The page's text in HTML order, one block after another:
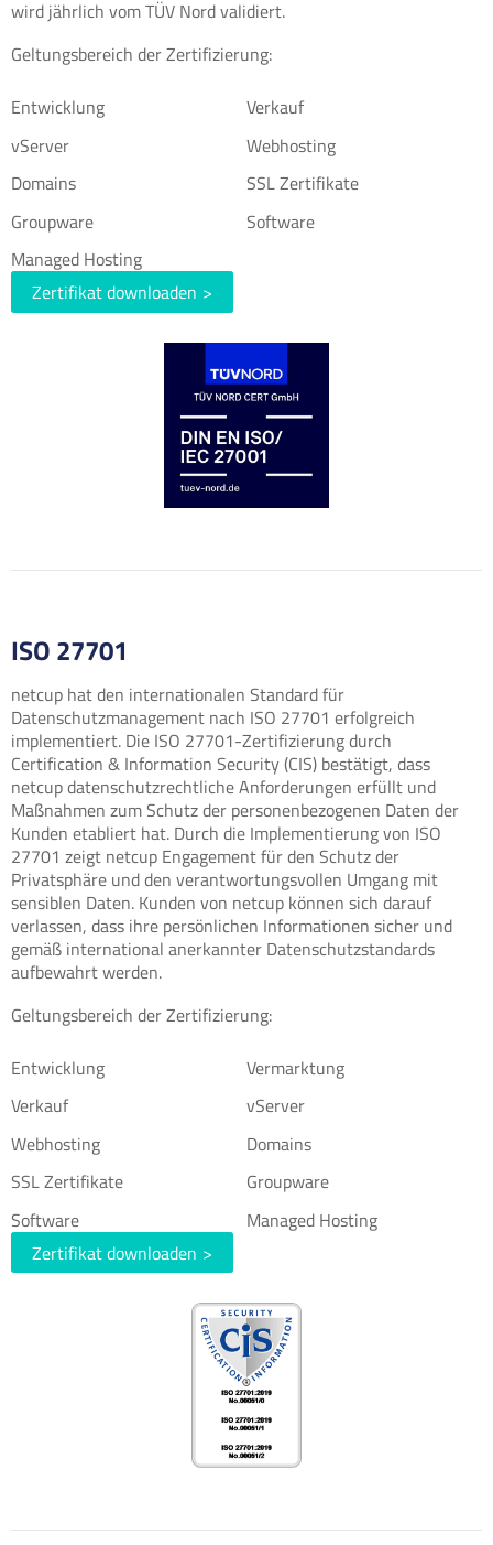
wird jährlich vom TÜV Nord validiert.
Geltungsbereich der Zertifizierung:
Entwicklung
Verkauf
vServer
Webhosting
Domains
SSL Zertifikate
Groupware
Software
Managed Hosting
Zertifikat downloaden >
ISO 27701
netcup hat den internationalen Standard für
Datenschutzmanagement nach ISO 27701 erfolgreich
implementiert. Die ISO 27701-Zertifizierung durch
Certification & Information Security (CIS) bestätigt, dass
netcup datenschutzrechtliche Anforderungen erfüllt und
Maßnahmen zum Schutz der personenbezogenen Daten der
Kunden etabliert hat. Durch die Implementierung von ISO
27701 zeigt netcup Engagement für den Schutz der
Privatsphäre und den verantwortungsvollen Umgang mit
sensiblen Daten. Kunden von netcup können sich darauf
verlassen, dass ihre persönlichen Informationen sicher und
gemäß international anerkannter Datenschutzstandards
aufbewahrt werden.
Geltungsbereich der Zertifizierung:
Entwicklung
Vermarktung
Verkauf
vServer
Webhosting
Domains
SSL Zertifikate
Groupware
Software
Managed Hosting
Zertifikat downloaden >